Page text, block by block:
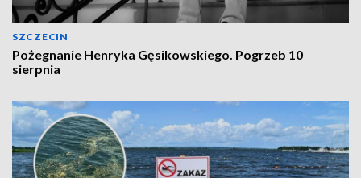
SZCZECIN
Pożegnanie Henryka Gęsikowskiego. Pogrzeb 10
sierpnia